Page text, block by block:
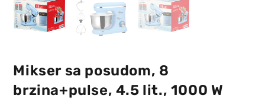
Mikser sa posudom, 8
brzina+pulse, 4.5 lit., 1000 W